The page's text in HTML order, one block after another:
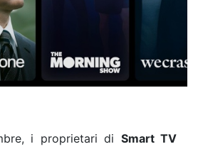
i proprietari di Smart TV